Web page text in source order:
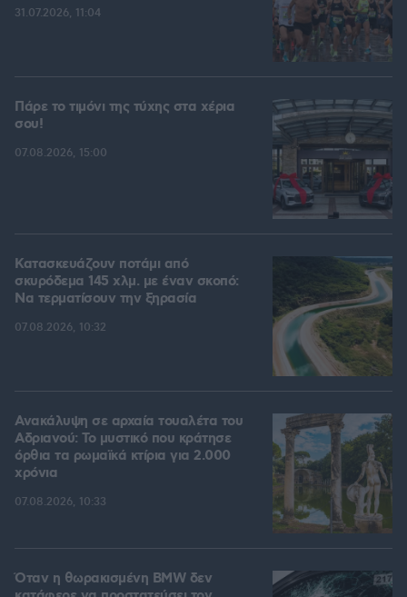
31.07.2026, 11:04
Πάρε το τιμόνι της τύχης στα χέρια
σου!
07.08.2026, 15:00
Κατασκευάζουν ποτάμι από
σκυρόδεμα 145 χλμ. με έναν σκοπό:
Να τερματίσουν την ξηρασία
07.08.2026, 10:32
Ανακάλυψη σε αρχαία τουαλέτα του
Αδριανού: Το μυστικό που κράτησε
όρθια τα ρωμαϊκά κτίρια για 2.000
χρόνια
07.08.2026, 10:33
Όταν η θωρακισμένη BMW δεν